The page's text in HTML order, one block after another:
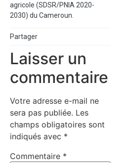
agricole (SDSR/PNIA 2020-
2030) du Cameroun.
Partager
Laisser un
commentaire
Votre adresse e-mail ne
sera pas publiée. Les
champs obligatoires sont
indiqués avec *
Commentaire *